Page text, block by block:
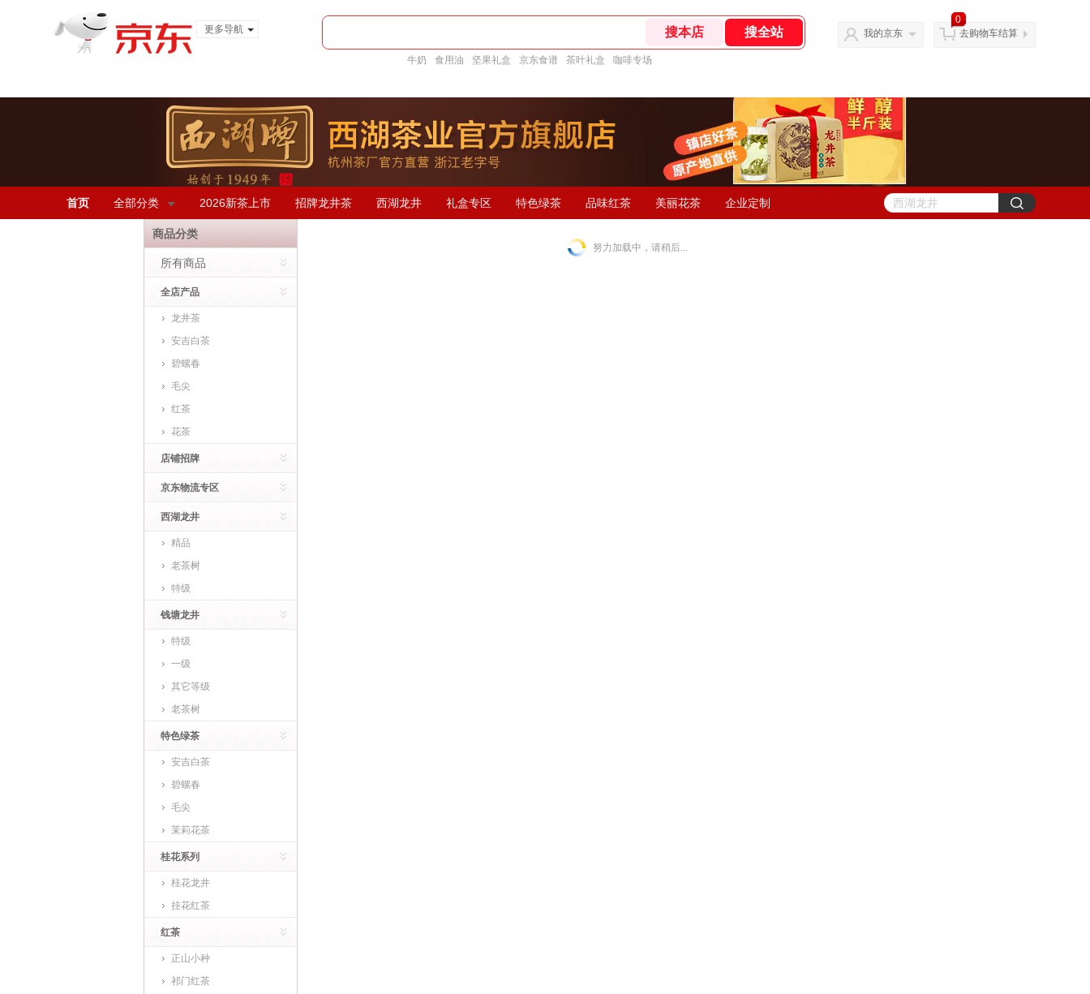
更多导航
牛奶 食用油 坚果礼盒 京东食谱 茶叶礼盒 咖啡专场
我的京东
0
去购物车结算
首页 全部分类 2026新茶上市 招牌龙井茶 西湖龙井 礼盒专区 特色绿茶 品味红茶 美丽花茶 企业定制
商品分类
所有商品
全店产品
龙井茶
安吉白茶
碧螺春
毛尖
红茶
花茶
店铺招牌
京东物流专区
西湖龙井
精品
老茶树
特级
钱塘龙井
特级
一级
其它等级
老茶树
特色绿茶
安吉白茶
碧螺春
毛尖
茉莉花茶
桂花系列
桂花龙井
挂花红茶
红茶
正山小种
祁门红茶
努力加载中，请稍后...